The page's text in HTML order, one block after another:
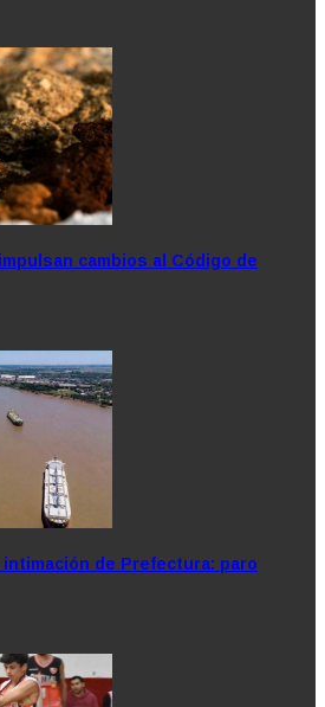
cambios al Código de
intimación de Prefectura: paro